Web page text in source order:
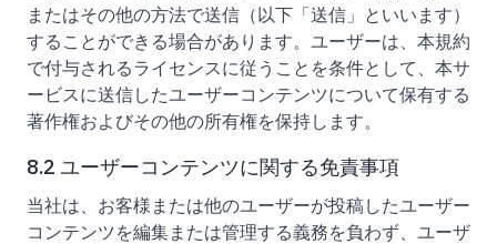
またはその他の方法で送信（以下「送信」といいます）
することができる場合があります。ユーザーは、本規約
で付与されるライセンスに従うことを条件として、本サ
ービスに送信したユーザーコンテンツについて保有する
著作権およびその他の所有権を保持します。
8.2 ユーザーコンテンツに関する免責事項
当社は、お客様または他のユーザーが投稿したユーザー
コンテンツを編集または管理する義務を負わず、ユーザ